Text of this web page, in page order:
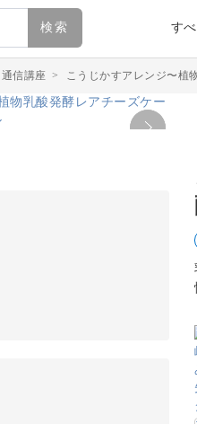
検索 す
信講座 > こうじかすアレンジ〜植